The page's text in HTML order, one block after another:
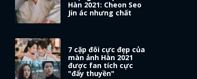
Hàn 2021: Cheon Seo
Jin ác nhưng chất
7 cặp đôi cực đẹp của
màn ảnh Hàn 2021
được fan tích cực
"đẩy thuyền"